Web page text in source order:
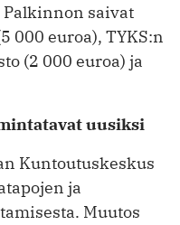
saivat
000 euroa), TYKS:n
(2 000 euroa) ja
uusiksi
Kuntoutuskeskus
ja
Muutos